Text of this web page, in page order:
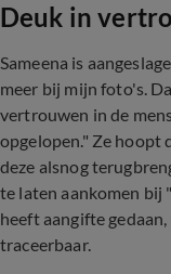
Deuk in
Sameena is
meer bij mijn foto's.
vertrouwen in de
opgelopen." Ze hoopt
deze alsnog
te laten aankomen bij
heeft aangifte
traceerbaar.